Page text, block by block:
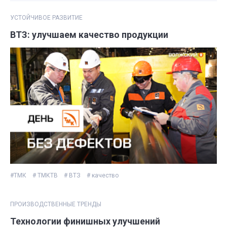
УСТОЙЧИВОЕ РАЗВИТИЕ
ВТЗ: улучшаем качество продукции
#ТМК # ТМКТВ # ВТЗ # качество
ПРОИЗВОДСТВЕННЫЕ ТРЕНДЫ
Технологии финишных улучшений